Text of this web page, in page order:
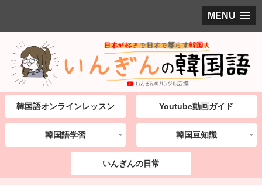
MENU
韓国語オンラインレッスン Youtube動画ガイド
韓国語学習 韓国豆知識
いんぎんの日常